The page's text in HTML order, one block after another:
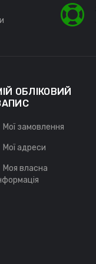
ОБЛІКОВИЙ
Мої замовлення
Мої адреси
Моя власна